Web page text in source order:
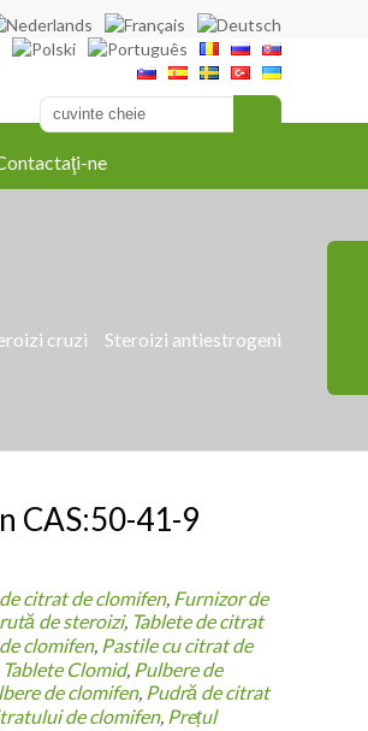
ne
cruzi Steroizi antiestrogeni
CAS:50-41-9
citrat de clomifen, Furnizor de
de steroizi, Tablete de citrat
clomifen, Pastile cu citrat de
Tablete Clomid, Pulbere de
de clomifen, Pudră de citrat
de clomifen, Prețul